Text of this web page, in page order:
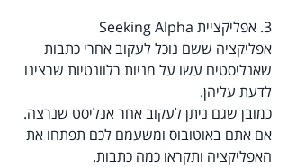
3. אפליקציית Seeking Alpha
אפליקציה ששם נוכל לעקוב אחרי כתבות
שאנליסטים עשו על מניות רלוונטיות שרצינו
לדעת עליהן.
כמובן שגם ניתן לעקוב אחר אנליסט שנרצה.
אם אתם באוטובוס ומשעמם לכם תפתחו את
האפליקציה ותקראו כמה כתבות.